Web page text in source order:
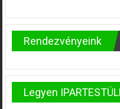
Rendezvényeink
Legyen